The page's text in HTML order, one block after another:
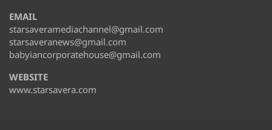
EMAIL
starsaveramediachannel@gmail.com
starsaveranews@gmail.com
babyiancorporatehouse@gmail.com
WEBSITE
www.starsavera.com